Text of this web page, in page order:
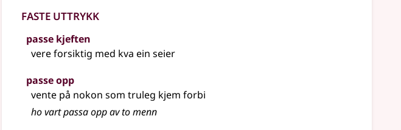
Faste uttrykk
passe kjeften
vere forsiktig med kva ein seier
passe opp
vente på nokon som truleg kjem forbi
ho vart passa opp av to menn